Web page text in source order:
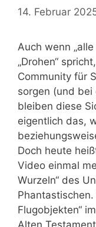
14. Februar
Auch wenn
„Drohen“
Community für
sorgen (und
bleiben diese
eigentlich das,
Doch heute
Video einmal
Wurzeln“ des
Flugobjekten“
Alten